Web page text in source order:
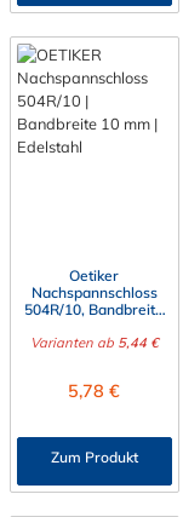
Oetiker
Nachspannschloss
504R/10, Bandbreite
(1.4301)
Varianten ab5,44 €
Regulärer Preis:
5,78 €
Zum Produkt